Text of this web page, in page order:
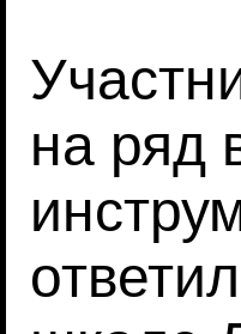
на ряд